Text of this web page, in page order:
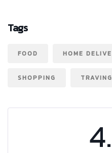
Tags
FOOD HOME
SHOPPING TRAVING